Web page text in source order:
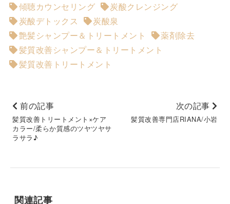
傾聴カウンセリング
炭酸クレンジング
炭酸デトックス
炭酸泉
艶髪シャンプー＆トリートメント
薬剤除去
髪質改善シャンプー＆トリートメント
髪質改善トリートメント
前の記事
髪質改善トリートメント×ケア
カラー/柔らか質感のツヤツヤサ
ラサラ♪
次の記事
髪質改善専門店RIANA/小岩
関連記事